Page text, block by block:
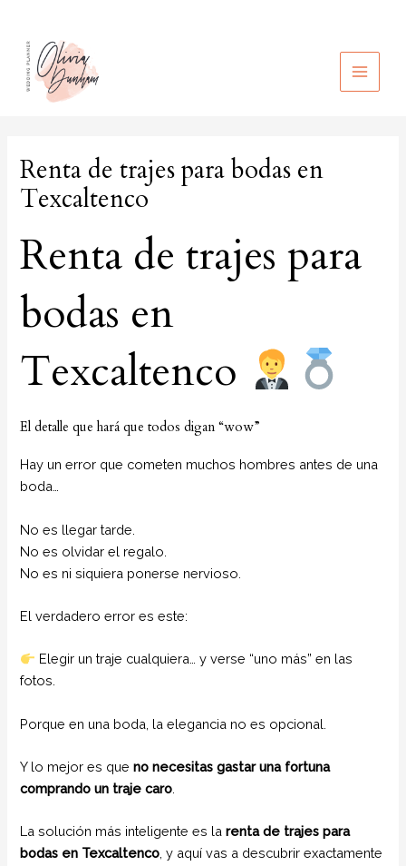
contenido
MAIN
Renta de trajes para bodas en
Texcaltenco
Renta de trajes para
bodas en
Texcaltenco
El detalle que hará que todos digan “wow”
Hay un error que cometen muchos hombres antes de una
boda…
No es llegar tarde.
No es olvidar el regalo.
No es ni siquiera ponerse nervioso.
El verdadero error es este:
Elegir un traje cualquiera… y verse “uno más” en las
fotos.
Porque en una boda, la elegancia no es opcional.
Y lo mejor es queno necesitas gastar una fortuna
comprando un traje caro
La solución más inteligente es larenta de trajes para
bodas en Texcaltenco, y aquí vas a descubrir exactamente